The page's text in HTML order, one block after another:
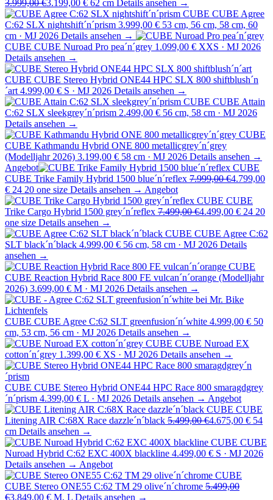
3.999,00 €3.199,00 € 62 cm
Details ansehen →
CUBE CUBE Agree
C:62 SLX nightshift´n´prism 3.999,00 € 53 cm, 56 cm, 58 cm, 60
cm · MJ 2026 Details ansehen →
CUBE CUBE Nuroad Pro pea´n´grey 1.099,00 € XXS · MJ 2026
Details ansehen →
CUBE CUBE Stereo Hybrid ONE44 HPC SLX 800 shiftblush´n
´art 4.999,00 € S · MJ 2026 Details ansehen →
CUBE CUBE Attain
C:62 SLX sleekgrey´n´prism 2.499,00 € 56 cm, 58 cm · MJ 2026
Details ansehen →
CUBE
CUBE Kathmandu Hybrid ONE 800 metallicgrey´n´grey
(Modelljahr 2026) 3.199,00 € 58 cm · MJ 2026 Details ansehen →
Angebot
CUBE
CUBE Trike Family Hybrid 1500 blue´n´reflex 7.999,00 €4.799,00
€ 24 20 one size Details ansehen → Angebot
CUBE CUBE
Trike Cargo Hybrid 1500 grey´n´reflex 7.499,00 €4.499,00 € 24 20
one size Details ansehen →
CUBE CUBE Agree C:62
SLT black´n´black 4.999,00 € 56 cm, 58 cm · MJ 2026 Details
ansehen →
CUBE
CUBE Reaction Hybrid Race 800 FE vulcan´n´orange (Modelljahr
2026) 3.699,00 € M · MJ 2026 Details ansehen →
CUBE CUBE Agree C:62 SLT greenfusion´n´white 4.999,00 € 50
cm, 53 cm, 56 cm · MJ 2026 Details ansehen →
CUBE CUBE Nuroad EX
cotton´n´grey 1.399,00 € XS · MJ 2026 Details ansehen →
CUBE CUBE Stereo Hybrid ONE44 HPC Race 800 smaragdgrey
´n´prism 4.399,00 € L · MJ 2026 Details ansehen → Angebot
CUBE CUBE
Litening AIR C:68X Race dazzle´n´black 5.499,00 €4.675,00 € 54
cm Details ansehen →
CUBE CUBE
Nuroad Hybrid C:62 EXC 400X blackline 4.499,00 € S · MJ 2026
Details ansehen → Angebot
CUBE
CUBE Stereo ONE55 C:62 TM 29 olive´n´chrome 5.499,00
€3.849,00 € M, L Details ansehen →